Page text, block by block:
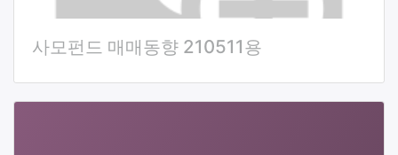
사모펀드 매매동향 210511용